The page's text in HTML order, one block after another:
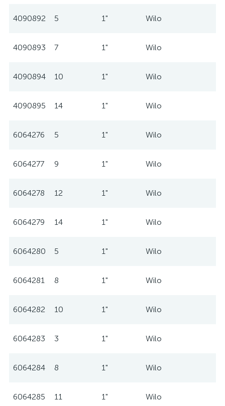
4090892 5 1" Wilo
4090893 7 1" Wilo
4090894 10 1" Wilo
4090895 14 1" Wilo
6064276 5 1" Wilo
6064277 9 1" Wilo
6064278 12 1" Wilo
6064279 14 1" Wilo
6064280 5 1" Wilo
6064281 8 1" Wilo
6064282 10 1" Wilo
6064283 3 1" Wilo
6064284 8 1" Wilo
6064285 11 1" Wilo